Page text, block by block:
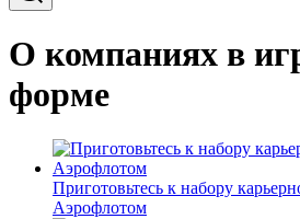
О компаниях в
форме
Приготовьтесь к набору
Аэрофлотом